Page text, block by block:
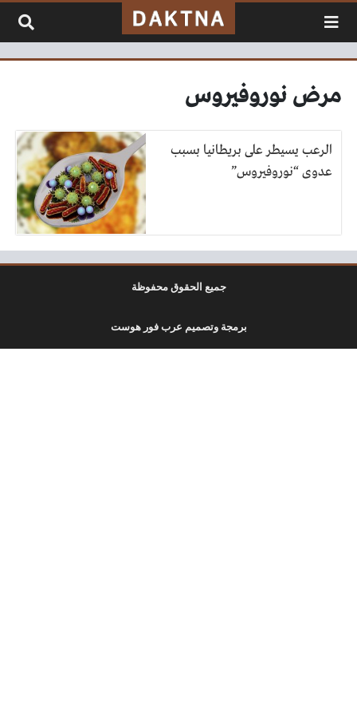
مرض نوروفيروس
الرعب يسيطر على بريطانيا بسبب
عدوى “نوروفيروس”
جميع الحقوق محفوظة
برمجة وتصميم عرب فور هوست